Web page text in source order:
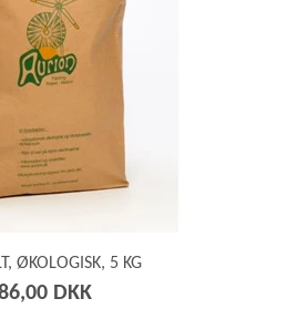
ØKOLOGISK, 5 KG
DKK